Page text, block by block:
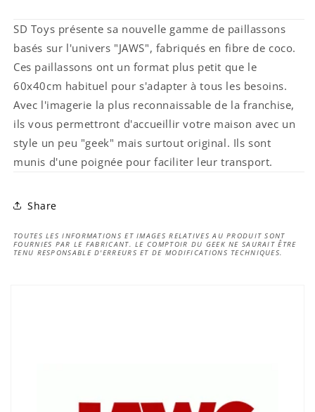
SD Toys présente sa nouvelle gamme de paillassons
basés sur l'univers "JAWS", fabriqués en fibre de coco.
Ces paillassons ont un format plus petit que le
60x40cm habituel pour s'adapter à tous les besoins.
Avec l'imagerie la plus reconnaissable de la franchise,
ils vous permettront d'accueillir votre maison avec un
style un peu "geek" mais surtout original. Ils sont
munis d'une poignée pour faciliter leur transport.
Share
TOUTES LES INFORMATIONS ET IMAGES RELATIVES AU PRODUIT SONT
FOURNIES PAR LE FABRICANT. LE COMPTOIR DU GEEK NE SAURAIT ÊTRE
TENU RESPONSABLE D'ERREURS ET DE MODIFICATIONS TECHNIQUES.